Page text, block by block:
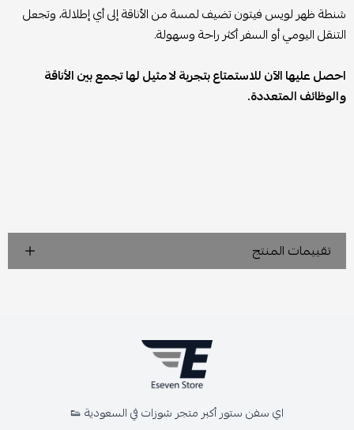
شنطة ظهر لويس فيتون تضيف لمسة من الأناقة إلى أي إطلالة، وتجعل
التنقل اليومي أو السفر أكثر راحة وسهولة.
احصل عليها الآن للاستمتاع بتجربة لا مثيل لها تجمع بين الأناقة
والوظائف المتعددة.
تقييمات المنتج
اي سفن ستور أكبر متجر شوزات في السعودية 👟